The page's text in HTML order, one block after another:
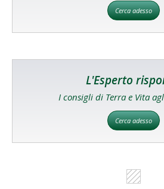
Cerca adesso
L'Esperto
I consigli di Terra e Vita
Cerca adesso